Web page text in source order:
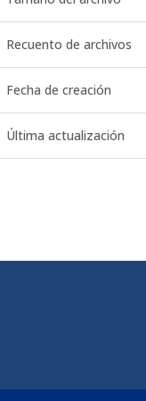
Recuento de archivos
Fecha de creación
Última actualización